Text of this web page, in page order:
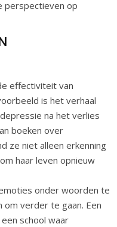
perspectieven op
effectiviteit van
is het verhaal
na het verlies
boeken over
ze niet alleen erkenning
haar leven opnieuw
onder woorden te
om verder te gaan. Een
school waar